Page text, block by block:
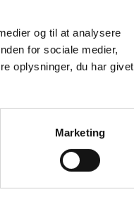
og til at analysere
for sociale medier,
oplysninger, du har givet
Marketing